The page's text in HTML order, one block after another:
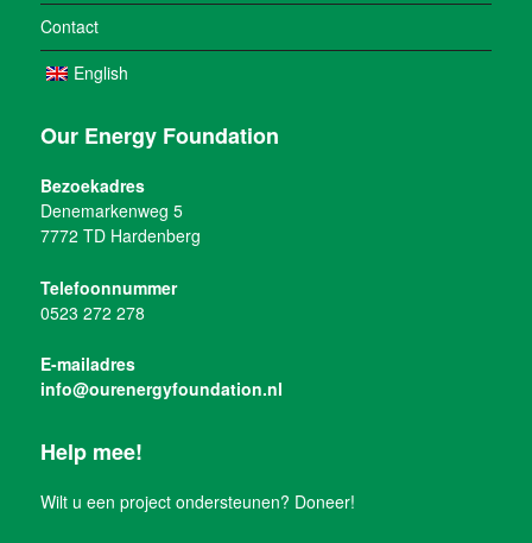
Contact
English
Our Energy Foundation
Bezoekadres
Denemarkenweg 5
7772 TD Hardenberg
Telefoonnummer
0523 272 278
E-mailadres
info@ourenergyfoundation.nl
Help mee!
Wilt u een project ondersteunen? Doneer!